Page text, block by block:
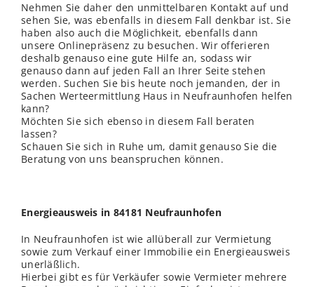
Nehmen Sie daher den unmittelbaren Kontakt auf und
sehen Sie, was ebenfalls in diesem Fall denkbar ist. Sie
haben also auch die Möglichkeit, ebenfalls dann
unsere Onlinepräsenz zu besuchen. Wir offerieren
deshalb genauso eine gute Hilfe an, sodass wir
genauso dann auf jeden Fall an Ihrer Seite stehen
werden. Suchen Sie bis heute noch jemanden, der in
Sachen Werteermittlung Haus in Neufraunhofen helfen
kann?
Möchten Sie sich ebenso in diesem Fall beraten
lassen?
Schauen Sie sich in Ruhe um, damit genauso Sie die
Beratung von uns beanspruchen können.
Energieausweis in 84181 Neufraunhofen
In Neufraunhofen ist wie allüberall zur Vermietung
sowie zum Verkauf einer Immobilie ein Energieausweis
unerläßlich.
Hierbei gibt es für Verkäufer sowie Vermieter mehrere